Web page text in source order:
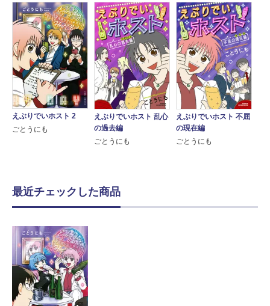
えぶりでいホスト 2
ごとうにも
えぶりでいホスト 乱心
の過去編
ごとうにも
えぶりでいホスト 不屈
の現在編
ごとうにも
最近チェックした商品